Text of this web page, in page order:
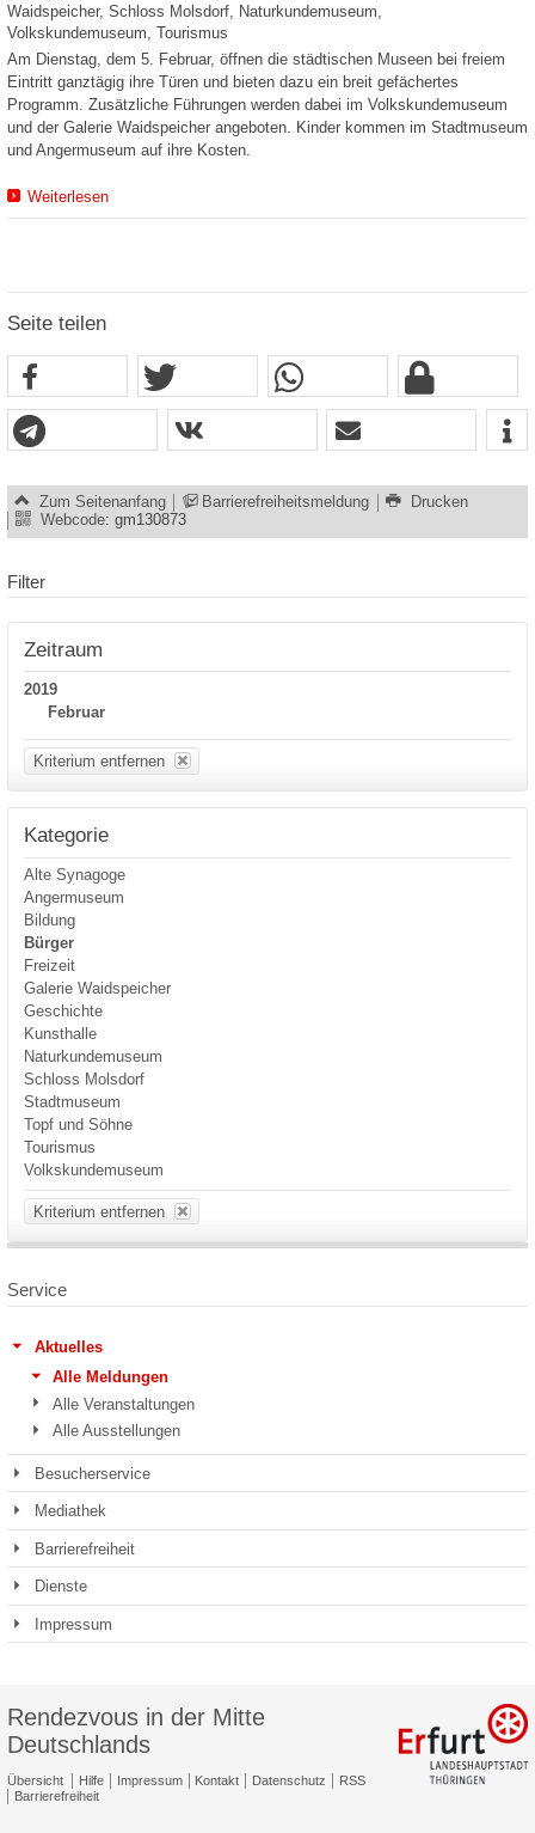
Waidspeicher, Schloss Molsdorf, Naturkundemuseum,
Volkskundemuseum, Tourismus
Am Dienstag, dem 5. Februar, öffnen die städtischen Museen bei freiem
Eintritt ganztägig ihre Türen und bieten dazu ein breit gefächertes
Programm. Zusätzliche Führungen werden dabei im Volkskundemuseum
und der Galerie Waidspeicher angeboten. Kinder kommen im Stadtmuseum
und Angermuseum auf ihre Kosten.
Weiterlesen
Seite teilen
Zum Seitenanfang Barrierefreiheitsmeldung
Drucken
Webcode: gm130873
Filter
Zeitraum
2019
Februar
Kriterium entfernen
Kategorie
Alte Synagoge
Angermuseum
Bildung
Bürger
Freizeit
Galerie Waidspeicher
Geschichte
Kunsthalle
Naturkundemuseum
Schloss Molsdorf
Stadtmuseum
Topf und Söhne
Tourismus
Volkskundemuseum
Kriterium entfernen
Service
Aktuelles
Alle Meldungen
Alle Veranstaltungen
Alle Ausstellungen
Besucherservice
Mediathek
Barrierefreiheit
Dienste
Impressum
Rendezvous in der Mitte
Deutschlands
Übersicht Hilfe Impressum Kontakt Datenschutz
RSS
Barrierefreiheit